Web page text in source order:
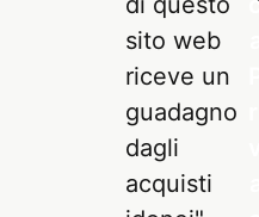
sito web
riceve un
guadagno
dagli
acquisti